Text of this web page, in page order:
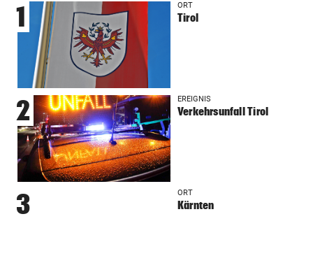
1 ORT
Tirol
2 EREIGNIS
Verkehrsunfall Tirol
3 ORT
Kärnten